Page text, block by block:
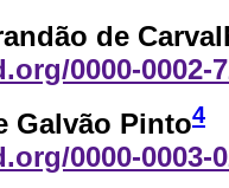
de
0000-0002-
Galvão Pinto4
0000-0003-